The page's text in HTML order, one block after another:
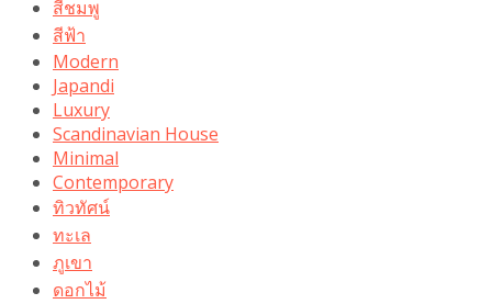
สีชมพู
สีฟ้า
Modern
Japandi
Luxury
Scandinavian House
Minimal
Contemporary
ทิวทัศน์
ทะเล
ภูเขา
ดอกไม้